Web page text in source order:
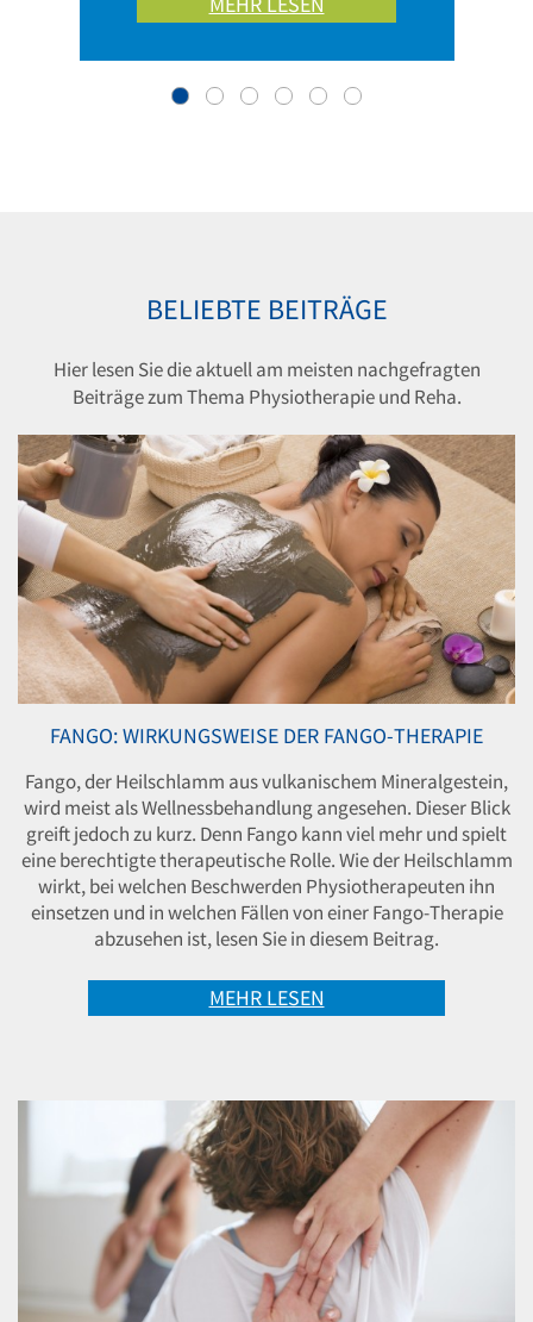
BELIEBTE BEITRÄGE
Hier lesen Sie die aktuell am meisten nachgefragten
Beiträge zum Thema Physiotherapie und Reha.
FANGO: WIRKUNGSWEISE DER FANGO-THERAPIE
Fango, der Heilschlamm aus vulkanischem Mineralgestein,
wird meist als Wellnessbehandlung angesehen. Dieser Blick
greift jedoch zu kurz. Denn Fango kann viel mehr und spielt
eine berechtigte therapeutische Rolle. Wie der Heilschlamm
wirkt, bei welchen Beschwerden Physiotherapeuten ihn
einsetzen und in welchen Fällen von einer Fango-Therapie
abzusehen ist, lesen Sie in diesem Beitrag.
MEHR LESEN